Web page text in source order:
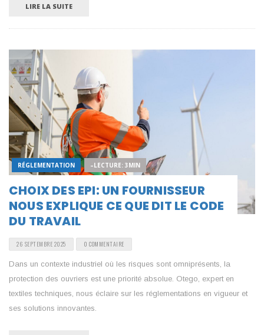
LIRE LA SUITE
RÉGLEMENTATION –LECTURE: 3MIN
CHOIX DES EPI: UN FOURNISSEUR
NOUS EXPLIQUE CE QUE DIT LE CODE
DU TRAVAIL
26 SEPTEMBRE 2025 0 COMMENTAIRE
Dans un contexte industriel où les risques sont omniprésents, la
protection des ouvriers est une priorité absolue. Otego, expert en
textiles techniques, nous éclaire sur les réglementations en vigueur et
ses solutions innovantes.